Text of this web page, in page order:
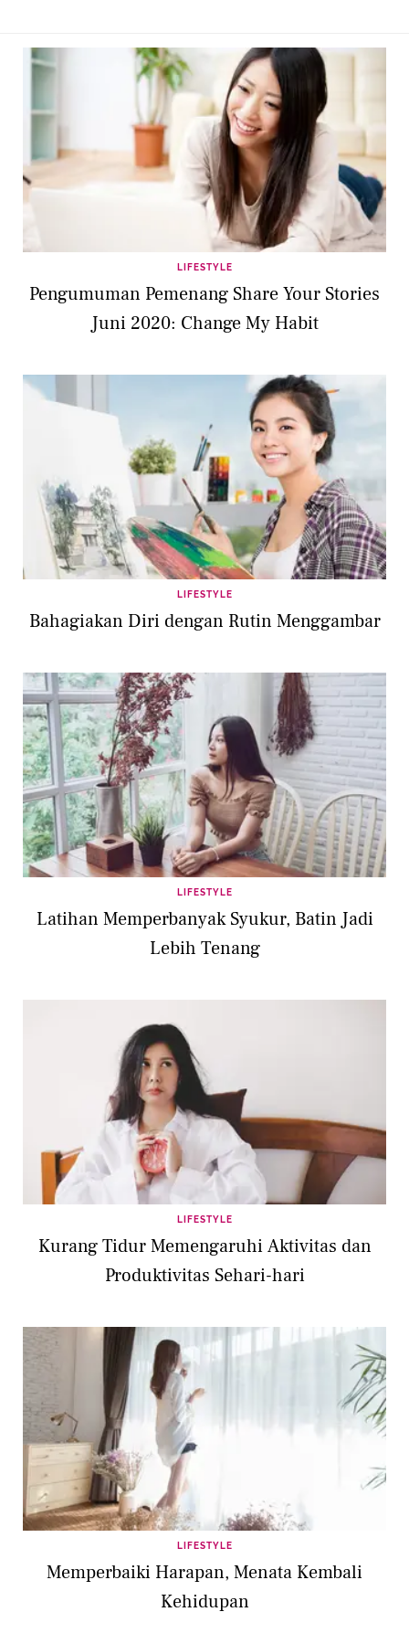
LIFESTYLE
Pengumuman Pemenang Share Your Stories
Juni 2020: Change My Habit
LIFESTYLE
Bahagiakan Diri dengan Rutin Menggambar
LIFESTYLE
Latihan Memperbanyak Syukur, Batin Jadi
Lebih Tenang
LIFESTYLE
Kurang Tidur Memengaruhi Aktivitas dan
Produktivitas Sehari-hari
LIFESTYLE
Memperbaiki Harapan, Menata Kembali
Kehidupan